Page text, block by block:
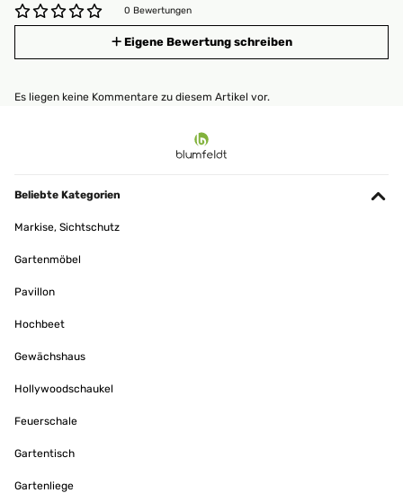
0 Bewertungen
Eigene Bewertung schreiben
Es liegen keine Kommentare zu diesem Artikel vor.
Beliebte Kategorien
Markise, Sichtschutz
Gartenmöbel
Pavillon
Hochbeet
Gewächshaus
Hollywoodschaukel
Feuerschale
Gartentisch
Gartenliege